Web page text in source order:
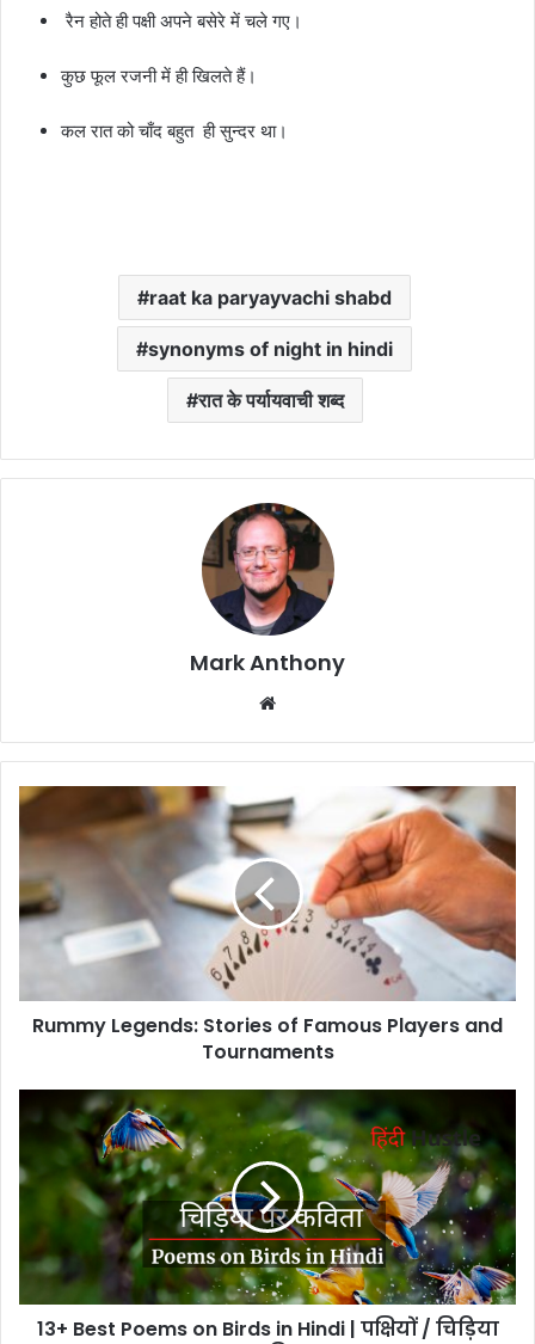
रैन होते ही पक्षी अपने बसेरे में चले गए।
कुछ फूल रजनी में ही खिलते हैं।
कल रात को चाँद बहुत ही सुन्दर था।
raat ka paryayvachi shabd
synonyms of night in hindi
रात के पर्यायवाची शब्द
Mark Anthony
Rummy Legends: Stories of Famous Players and
Tournaments
13+ Best Poems on Birds in Hindi | पक्षियों / चिड़िया